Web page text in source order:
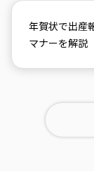
年賀状で出産
マナーを解説